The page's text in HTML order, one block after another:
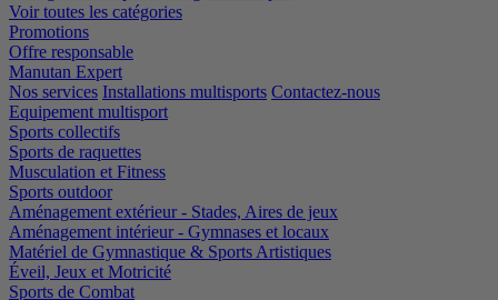
Voir toutes les catégories
Promotions
Offre responsable
Manutan Expert
Nos services Installations multisports Contactez-nous
Equipement multisport
Sports collectifs
Sports de raquettes
Musculation et Fitness
Sports outdoor
Aménagement extérieur - Stades, Aires de jeux
Aménagement intérieur - Gymnases et locaux
Matériel de Gymnastique & Sports Artistiques
Éveil, Jeux et Motricité
Sports de Combat